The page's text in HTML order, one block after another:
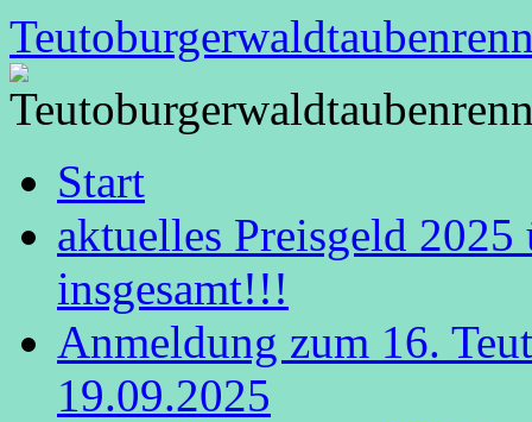
Zum
Inhalt
springen
Start
aktuelles Preisgeld
insgesamt!!!
Anmeldung zum 16.
19.09.2025